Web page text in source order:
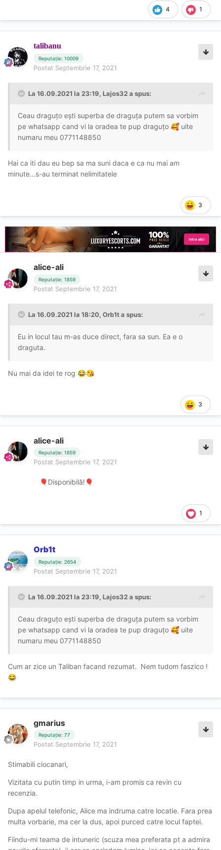
4 1
talibanu
Reputație: 10009
Postat Septembrie 17, 2021
La 16.09.2021 la 23:19, Lajos32a spus:
Ceau draguțo ești superba de draguța putem sa vorbim
pe whatsapp cand vi la oradea te pup draguțo 🥰 uite
numaru meu 0771148850
Hai ca iti dau eu bep sa ma suni daca e ca nu mai am
minute...s-au terminat nelimitatele
3
alice-ali
Reputație: 1859
Postat Septembrie 17, 2021
La 16.09.2021 la 18:20, Orb1ta spus:
Eu in locul tau m-as duce direct, fara sa sun. Ea e o
draguta.
Nu mai da idei te rog 😂😘
3
alice-ali
Reputație: 1859
Postat Septembrie 17, 2021
🎈 Disponibilă! 🎈
1
Orb1t
Reputație: 2654
Postat Septembrie 17, 2021
La 16.09.2021 la 23:19, Lajos32a spus:
Ceau draguțo ești superba de draguța putem sa vorbim
pe whatsapp cand vi la oradea te pup draguțo 🥰 uite
numaru meu 0771148850
Cum ar zice un Taliban facand rezumat. Nem tudom faszico !
😂
gmarius
Reputație: 77
Postat Septembrie 17, 2021
Stimabili ciocanari,
Vizitata cu putin timp in urma, i-am promis ca revin cu
recenzia.
Dupa apelul telefonic, Alice ma indruma catre locatie. Fara prea
multa vorbarie, ma cer la dus, apoi purced catre locul faptei.
Fiindu-mi teama de intuneric (scuza mea preferata pt a admira